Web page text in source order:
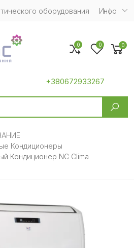
оборудования Инфо
menu
+380672933267
0 0 0
Кондиционеры
Кондиционер NC Clima